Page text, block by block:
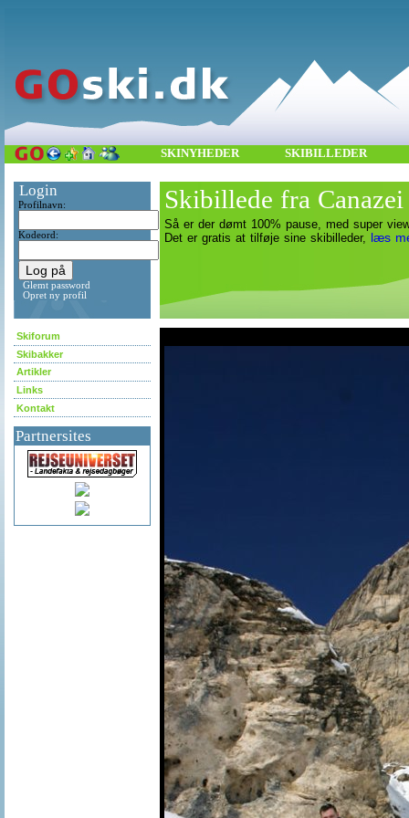
SKINYHEDER SKIBILLEDER
Login
Profilnavn:
Kodeord:
Glemt password
Opret ny profil
Skiforum
Skibakker
Artikler
Links
Kontakt
Partnersites
Skibillede fra
Så er der dømt 100% pause, med super
Det er gratis at tilføje sine skibilleder, læs